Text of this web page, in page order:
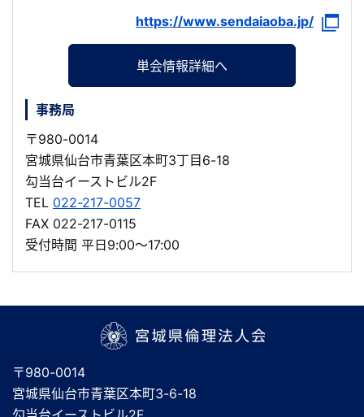
https://www.sendaiaoba.jp/
単会情報詳細へ
事務局
〒980-0014
宮城県仙台市青葉区本町3丁目6-18
勾当台イーストビル2F
TEL 022-217-0057
FAX 022-217-0115
受付時間 平日9:00～17:00
〒980-0014
宮城県仙台市青葉区本町3-6-18